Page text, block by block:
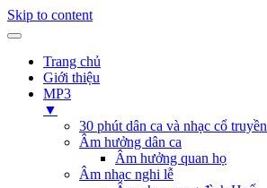
Skip to content
Trang chủ
Giới thiệu
MP3
▼
30 phút dân ca và nhạc cổ truyền
Âm hưởng dân ca
Âm hưởng quan họ
Âm nhạc nghi lễ